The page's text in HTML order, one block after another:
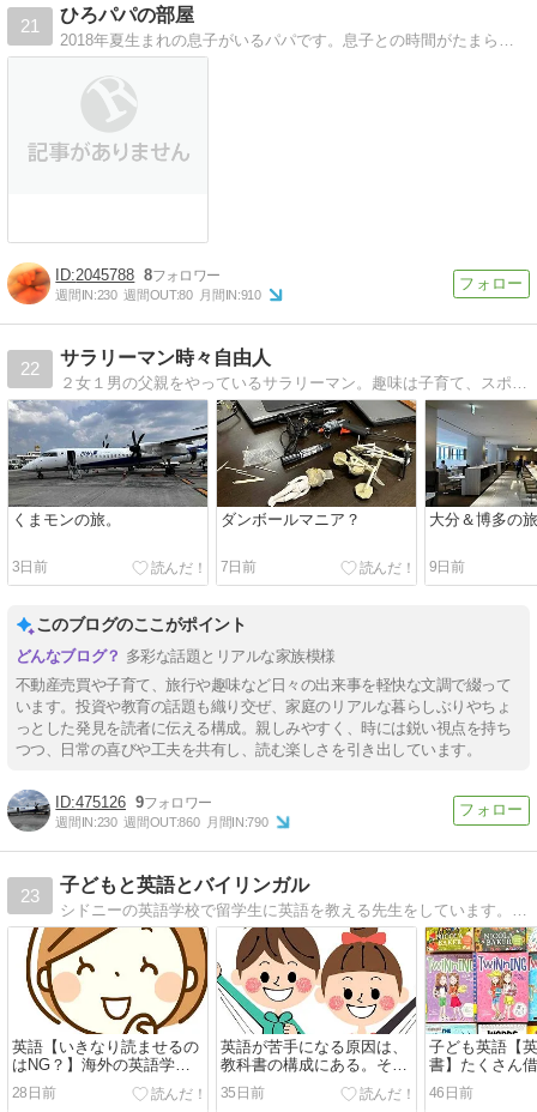
21
ひろパパの部屋
2018年夏生まれの息子がいるパパです。息子との時間がたまらなく楽しい。そんな息子との日々のブログです。初めての子育て奮闘中ですwww 楽しいコト・面白いコト・幸せなコトって溢れているよね☆それを見つけるコト・気付くコト♪
2045788 8
週間IN:230 週間OUT:80 月間IN:910
22
サラリーマン時々自由人
２女１男の父親をやっているサラリーマン。趣味は子育て、スポーツ観戦、旅行、不動産投資。
くまモンの旅。
3日前
ダンボールマニア？
7日前
大分＆博多の
9日前
このブログのここがポイント
多彩な話題とリアルな家族模様
不動産売買や子育て、旅行や趣味など日々の出来事を軽快な文調で綴って
います。投資や教育の話題も織り交ぜ、家庭のリアルな暮らしぶりやちょ
っとした発見を読者に伝える構成。親しみやすく、時には鋭い視点を持ち
つつ、日常の喜びや工夫を共有し、読む楽しさを引き出しています。
475126 9
週間IN:230 週間OUT:860 月間IN:790
23
子どもと英語とバイリンガル
シドニーの英語学校で留学生に英語を教える先生をしています。児童英語教育、バイリンガル育児、J-sHINE講師、シドニーで保育士の経験を活かして、日々英語教育に取り組んでいます。英語絵本、大好き！シドニー在住、23年。
英語【いきなり読ませるの
はNG？】海外の英語学校
のリーディング指導を公
開！
28日前
英語が苦手になる原因は、
教科書の構成にある。そう
感じた理由
35日前
子ども英語【
書】たくさん
どん読む！
46日前